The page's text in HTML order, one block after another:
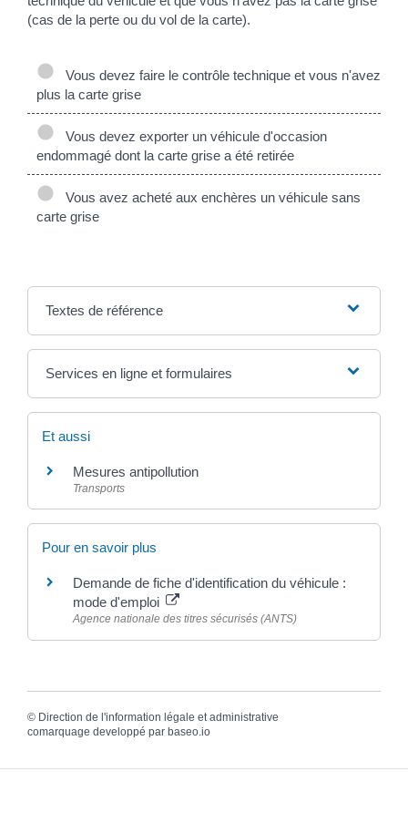
(cas de la perte ou du vol de la carte).
Vous devez faire le contrôle technique et vous n'avez
plus la carte grise
Vous devez exporter un véhicule d'occasion
endommagé dont la carte grise a été retirée
Vous avez acheté aux enchères un véhicule sans
carte grise
Textes de référence
Services en ligne et formulaires
Et aussi
Mesures antipollution
Transports
Pour en savoir plus
Demande de fiche d'identification du véhicule :
mode d'emploi
Agence nationale des titres sécurisés (ANTS)
© Direction de l'information légale et administrative
comarquage developpé par baseo.io